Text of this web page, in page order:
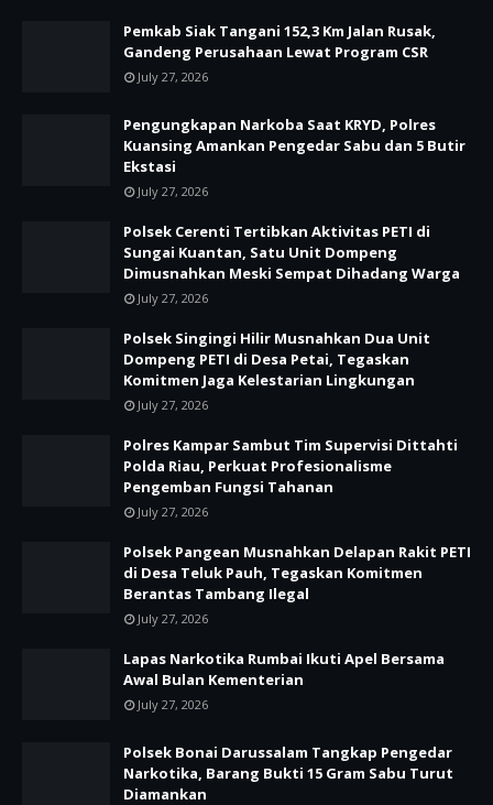
Pemkab Siak Tangani 152,3 Km Jalan Rusak,
Gandeng Perusahaan Lewat Program CSR
July 27, 2026
Pengungkapan Narkoba Saat KRYD, Polres
Kuansing Amankan Pengedar Sabu dan 5 Butir
Ekstasi
July 27, 2026
Polsek Cerenti Tertibkan Aktivitas PETI di
Sungai Kuantan, Satu Unit Dompeng
Dimusnahkan Meski Sempat Dihadang Warga
July 27, 2026
Polsek Singingi Hilir Musnahkan Dua Unit
Dompeng PETI di Desa Petai, Tegaskan
Komitmen Jaga Kelestarian Lingkungan
July 27, 2026
Polres Kampar Sambut Tim Supervisi Dittahti
Polda Riau, Perkuat Profesionalisme
Pengemban Fungsi Tahanan
July 27, 2026
Polsek Pangean Musnahkan Delapan Rakit PETI
di Desa Teluk Pauh, Tegaskan Komitmen
Berantas Tambang Ilegal
July 27, 2026
Lapas Narkotika Rumbai Ikuti Apel Bersama
Awal Bulan Kementerian
July 27, 2026
Polsek Bonai Darussalam Tangkap Pengedar
Narkotika, Barang Bukti 15 Gram Sabu Turut
Diamankan